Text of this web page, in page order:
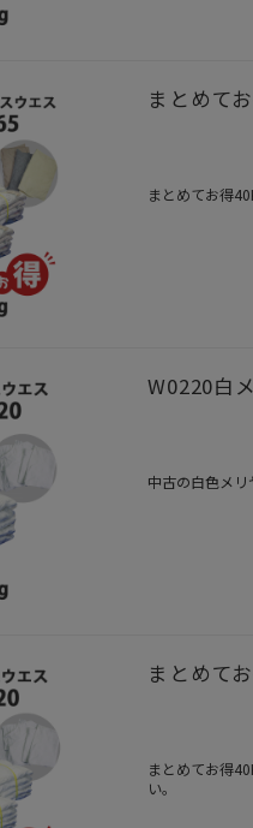
まとめて
まとめてお得
W0220白
中古の白色メ
まとめて
まとめてお得
い。